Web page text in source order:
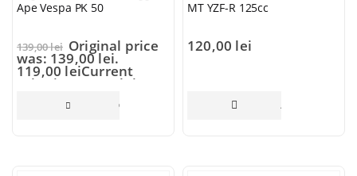
Ape Vespa PK 50
139,00lei Original price
was: 139,00 lei.
119,00 leiCurrent
price is: 119,00 lei.
CITEȘTE MAI MULT
MT YZF-R 125cc
120,00 lei
ADAUGĂ ÎN COȘ